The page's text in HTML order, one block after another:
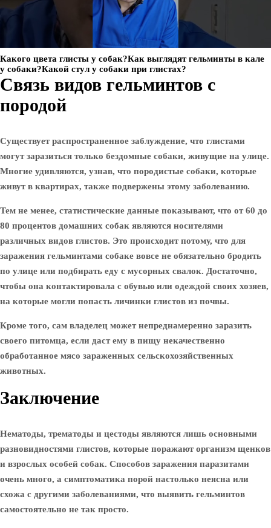
Какого цвета глисты у собак?Как выглядят гельминты в кале
у собаки?Какой стул у собаки при глистах?
Связь видов гельминтов с
породой
Существует распространенное заблуждение, что глистами
могут заразиться только бездомные собаки, живущие на улице.
Многие удивляются, узнав, что породистые собаки, которые
живут в квартирах, также подвержены этому заболеванию.
Тем не менее, статистические данные показывают, что от 60 до
80 процентов домашних собак являются носителями
различных видов глистов. Это происходит потому, что для
заражения гельминтами собаке вовсе не обязательно бродить
по улице или подбирать еду с мусорных свалок. Достаточно,
чтобы она контактировала с обувью или одеждой своих хозяев,
на которые могли попасть личинки глистов из почвы.
Кроме того, сам владелец может непреднамеренно заразить
своего питомца, если даст ему в пищу некачественно
обработанное мясо зараженных сельскохозяйственных
животных.
Заключение
Нематоды, трематоды и цестоды являются лишь основными
разновидностями глистов, которые поражают организм щенков
и взрослых особей собак. Способов заражения паразитами
очень много, а симптоматика порой настолько неясна или
схожа с другими заболеваниями, что выявить гельминтов
самостоятельно не так просто.